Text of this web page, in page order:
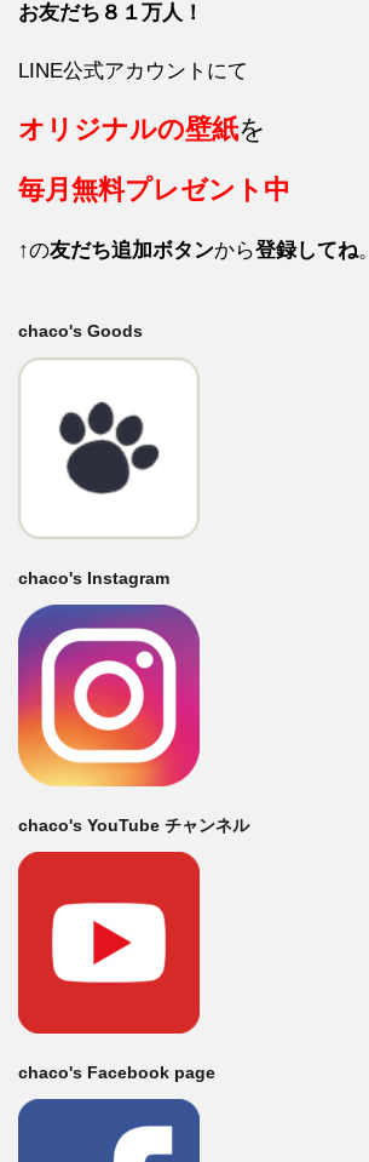
お友だち８１万人！
LINE公式アカウントにて
オリジナルの壁紙を
毎月 無料プレゼント中
↑の友だち追加ボタンから登録してね。
chaco's Goods
chaco's Instagram
chaco's YouTube チャンネル
chaco's Facebook page